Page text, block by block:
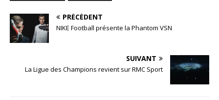
PRÉCÉDENT
NIKE Football présente la Phantom VSN
SUIVANT
La Ligue des Champions revient sur RMC Sport